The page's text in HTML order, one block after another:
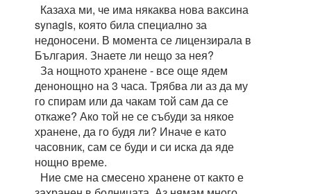
Казаха ми, че има някаква нова ваксина
synagis, която била специално за
недоносени. В момента се лицензирала в
България. Знаете ли нещо за нея?
За нощното хранене - все още ядем
денонощно на 3 часа. Трябва ли аз да му
го спирам или да чакам той сам да се
откаже? Ако той не се събуди за някое
хранене, да го будя ли? Иначе е като
часовник, сам се буди и си иска да яде
нощно време.
Ние сме на смесено хранене от както е